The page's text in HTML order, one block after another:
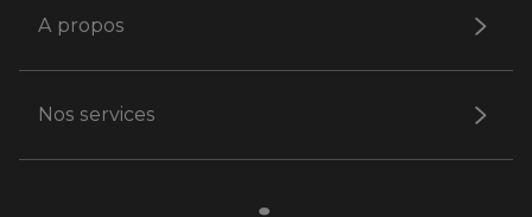
A propos
Nos services